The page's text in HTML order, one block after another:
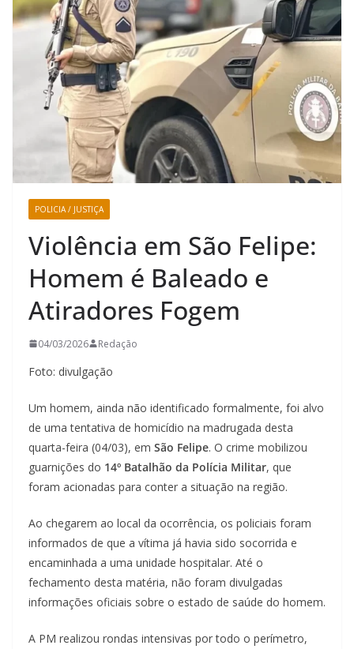
POLICIA / JUSTIÇA
Violência em São Felipe:
Homem é Baleado e
Atiradores Fogem
04/03/2026 Redação
Foto: divulgação
Um homem, ainda não identificado formalmente, foi alvo
de uma tentativa de homicídio na madrugada desta
quarta-feira (04/03), em São Felipe. O crime mobilizou
guarnições do 14º Batalhão da Polícia Militar, que
foram acionadas para conter a situação na região.
Ao chegarem ao local da ocorrência, os policiais foram
informados de que a vítima já havia sido socorrida e
encaminhada a uma unidade hospitalar. Até o
fechamento desta matéria, não foram divulgadas
informações oficiais sobre o estado de saúde do homem.
A PM realizou rondas intensivas por todo o perímetro,